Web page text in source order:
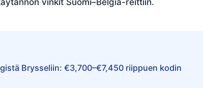
vinkit Suomi–Belgia-reittiin.
Brysseliin: €3,700–€7,450 riippuen kodin